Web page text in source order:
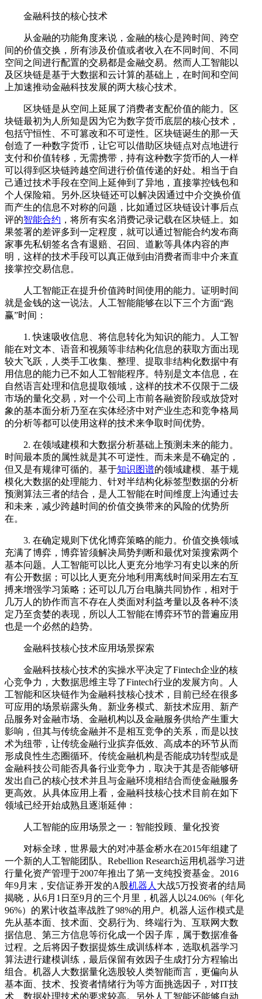
金融科技的核心技术
从金融的功能角度来说，金融的核心是跨时间、跨空
间的价值交换，所有涉及价值或者收入在不同时间、不同
空间之间进行配置的交易都是金融交易。然而人工智能以
及区块链是基于大数据和云计算的基础上，在时间和空间
上加速推动金融科技发展的两大核心技术。
区块链是从空间上延展了消费者支配价值的能力。区
块链最初为人所知是因为它为数字货币底层的核心技术，
包括守恒性、不可篡改和不可逆性。区块链诞生的那一天
创造了一种数字货币，让它可以借助区块链点对点地进行
支付和价值转移，无需携带，持有这种数字货币的人一样
可以得到区块链跨越空间进行价值传递的好处。相当于自
己通过技术手段在空间上延伸到了异地，直接掌控钱包和
个人保险箱。另外,区块链还可以解决因通过中介交换价值
而产生的信息不对称的问题，比如通过区块链设计事后点
评的智能合约 ，将所有实名消费记录记载在区块链上。如
果签署的差评多到一定程度，就可以通过智能合约发布商
家事先私钥签名含有退赔、召回、道歉等具体内容的声
明，这样的技术手段可以真正做到由消费者而非中介来直
接掌控交易信息。
人工智能正在提升价值跨时间使用的能力。证明时间
就是金钱的这一说法。人工智能能够在以下三个方面“跑
赢”时间：
1. 快速吸收信息、将信息转化为知识的能力。人工智
能在对文本、语音和视频等非结构化信息的获取方面出现
较大飞跃，人类手工收集、整理、提取非结构化数据中有
用信息的能力已不如人工智能程序。特别是文本信息，在
自然语言处理和信息提取领域，这样的技术不仅限于二级
市场的量化交易，对一个公司上市前各融资阶段或放贷对
象的基本面分析乃至在实体经济中对产业生态和竞争格局
的分析等都可以使用这样的技术来争取时间优势。
2. 在领域建模和大数据分析基础上预测未来的能力。
时间最本质的属性就是其不可逆性。而未来是不确定的，
但又是有规律可循的。基于知识图谱的领域建模、基于规
模化大数据的处理能力、针对半结构化标签型数据的分析
预测算法三者的结合，是人工智能在时间维度上沟通过去
和未来，减少跨越时间的价值交换带来的风险的优势所
在。
3. 在确定规则下优化博弈策略的能力。价值交换领域
充满了博弈，博弈皆须解决局势判断和最优对策搜索两个
基本问题。人工智能可以比人更充分地学习有史以来的所
有公开数据；可以比人更充分地利用离线时间采用左右互
搏来增强学习策略；还可以几万台电脑共同协作，相对于
几万人的协作而言不存在人类面对利益考量以及各种不淡
定乃至贪婪的表现，所以人工智能在博弈环节的普遍应用
也是一个必然的趋势。
金融科技核心技术应用场景探索
金融科技核心技术的实操水平决定了Fintech企业的核
心竞争力，大数据思维主导了Fintech行业的发展方向。人
工智能和区块链作为金融科技核心技术，目前已经在很多
可应用的场景崭露头角。新业务模式、新技术应用、新产
品服务对金融市场、金融机构以及金融服务供给产生重大
影响，但其与传统金融并不是相互竞争的关系，而是以技
术为纽带，让传统金融行业摈弃低效、高成本的环节从而
形成良性生态圈循环。传统金融机构是否能成功转型或是
金融科技公司能否具备行业竞争力，取决于其是否能够研
发出自己的核心技术并且与金融环境相结合而使金融服务
更高效。从具体应用上看，金融科技核心技术目前在如下
领域已经开始成熟且逐渐延伸：
人工智能的应用场景之一：智能投顾、量化投资
对标全球，世界最大的对冲基金桥水在2015年组建了
一个新的人工智能团队。Rebellion Research运用机器学习进
行量化资产管理于2007年推出了第一支纯投资基金。2016
年9月末，安信证券开发的A股机器人 大战5万投资者的结局
揭晓，从6月1日至9月的三个月里，机器人以24.06%（年化
96%）的累计收益率战胜了98%的用户。机器人运作模式是
先从基本面、技术面、交易行为、终端行为、互联网大数
据信息、第三方信息等衍化成一个因子库，属于数据准备
过程。之后将因子数据提炼生成训练样本，选取机器学习
算法进行建模训练，最后保留有效因子生成打分方程输出
组合。机器人大数据量化选股较人类智能而言，更偏向从
基本面、技术、投资者情绪行为等方面挑选因子，对IT技
术、数据处理技术的要求较高。另外人工智能还能够自动